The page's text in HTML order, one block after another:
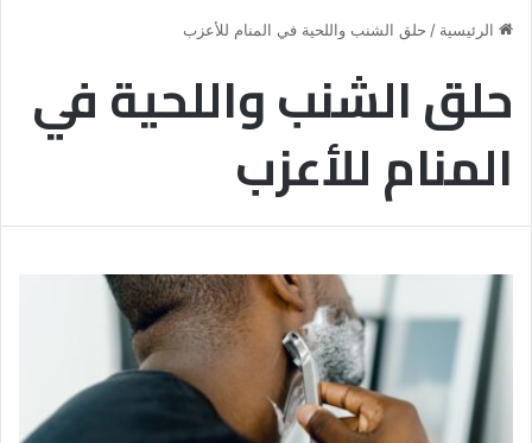
الرئيسية / حلق الشنب واللحية في المنام للأعزب
حلق الشنب واللحية في
المنام للأعزب